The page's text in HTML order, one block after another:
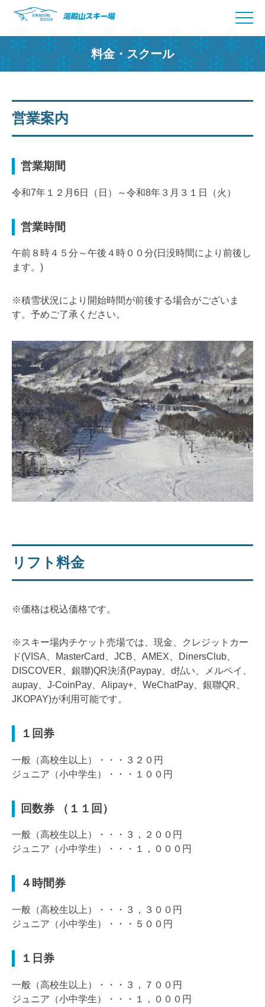
content
料金・スクール
営業案内
営業期間
令和7年１２月6日（日）～令和8年３月３１日（火）
営業時間
午前８時４５分～午後４時００分(日没時間により前後し
ます。)
※積雪状況により開始時間が前後する場合がございま
す。予めご了承ください。
リフト料金
※価格は税込価格です。
※スキー場内チケット売場では、現金、クレジットカー
ド(VISA、MasterCard、JCB、AMEX、DinersClub、
DISCOVER、銀聯)QR決済(Paypay、d払い、メルペイ、
aupay、J-CoinPay、Alipay+、WeChatPay、銀聯QR、
JKOPAY)が利用可能です。
１回券
一般（高校生以上）・・・３２０円
ジュニア（小中学生）・・・１００円
回数券 （１１回）
一般（高校生以上）・・・３，２００円
ジュニア（小中学生）・・・１，０００円
４時間券
一般（高校生以上）・・・３，３００円
ジュニア（小中学生）・・・５００円
１日券
一般（高校生以上）・・・３，７００円
ジュニア（小中学生）・・・１，０００円